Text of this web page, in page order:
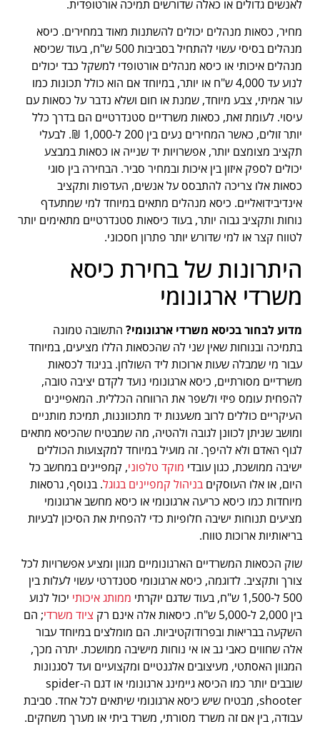
לאנשים גדולים או כאלה שדורשים תמיכה אורטופדית.
מחיר, כסאות מנהלים יכולים להשתנות מאוד במחירים. כיסא
מנהלים בסיסי עשוי להתחיל בסביבות 500 ש"ח, בעוד שכיסא
מנהלים איכותי או כיסא מנהלים אורטופדי למשקל כבד יכולים
לנוע עד 4,000 ש"ח או יותר, במיוחד אם הוא כולל תכונות כמו
עור אמיתי, צבע מיוחד, שמנת או חום ושלא נדבר על כסאות עם
עיסוי. לעומת זאת, כסאות משרדיים סטנדרטיים הם בדרך כלל
יותר זולים, כאשר המחירים נעים בין 200 ל-1,000 ₪. לבעלי
תקציב מצומצם יותר, אפשרויות יד שנייה או כסאות במבצע
יכולים לספק איזון בין איכות ובמחיר סביר. הבחירה בין סוגי
כסאות אלו צריכה להתבסס על אנשים, העדפות ותקציב
אינדיבידואליים. כיסא מנהלים מתאים במיוחד למי שמתעדף
נוחות ותקציב גבוה יותר, בעוד כיסאות סטנדרטיים מתאימים יותר
לטווח קצר או למי שדורש יותר פתרון חסכוני.
היתרונות של בחירת כיסא
משרדי ארגונומי
מדוע לבחור בכיסא משרדי ארגונומי? התשובה טמונה
בתמיכה ובנוחות שאין שני לה שהכסאות הללו מציעים, במיוחד
עבור מי שמבלה שעות ארוכות ליד השולחן. בניגוד לכסאות
משרדיים מסורתיים, כיסא ארגונומי נועד לקדם יציבה טובה,
להפחית עומס פיזי ולשפר את הרווחה הכללית. המאפיינים
העיקריים כוללים לרוב משענות יד מתכווננות, תמיכת מותניים
ומושב שניתן לכוונן לגובה ולהטיה, מה שמבטיח שהכיסא מתאים
לגוף האדם ולא להיפך. זה מועיל במיוחד למקצועות הכוללים
ישיבה ממושכת, כגון עובדי מוקד טלפוני, קמפיינים במחשב כל
היום, או אלו העוסקים בניהול קמפיינים בגוגל. בנוסף, גרסאות
מיוחדות כמו כיסא כריעה ארגונומי או כיסא מחשב ארגונומי
מציעים תנוחות ישיבה חלופיות כדי להפחית את הסיכון לבעיות
בריאותיות ארוכות טווח.
שוק הכסאות המשרדיים הארגונומיים מגוון ומציע אפשרויות לכל
צורך ותקציב. לדוגמה, כיסא ארגונומי סטנדרטי עשוי לעלות בין
500 ל-1,500 ש"ח, בעוד שדגם יוקרתי
ממותג איכותי יכול לנוע
בין 2,000 ל-5,000 ש"ח. כיסאות אלה אינם רק
ציוד משרדי; הם
השקעה בבריאות ובפרודוקטיביות. הם מומלצים במיוחד עבור
אלה שחווים כאבי גב או אי נוחות מישיבה ממושכת. יתרה מכך,
המגוון האסתטי, מעיצובים אלגנטיים ומקצועיים ועד לסגנונות
שובבים יותר כמו הכיסא גיימינג ארגונומי או דגם ה-spider
shooter, מבטיח שיש כיסא ארגונומי שיתאים לכל אחד. סביבת
עבודה, בין אם זה משרד מסורתי, משרד ביתי או מערך משחקים.